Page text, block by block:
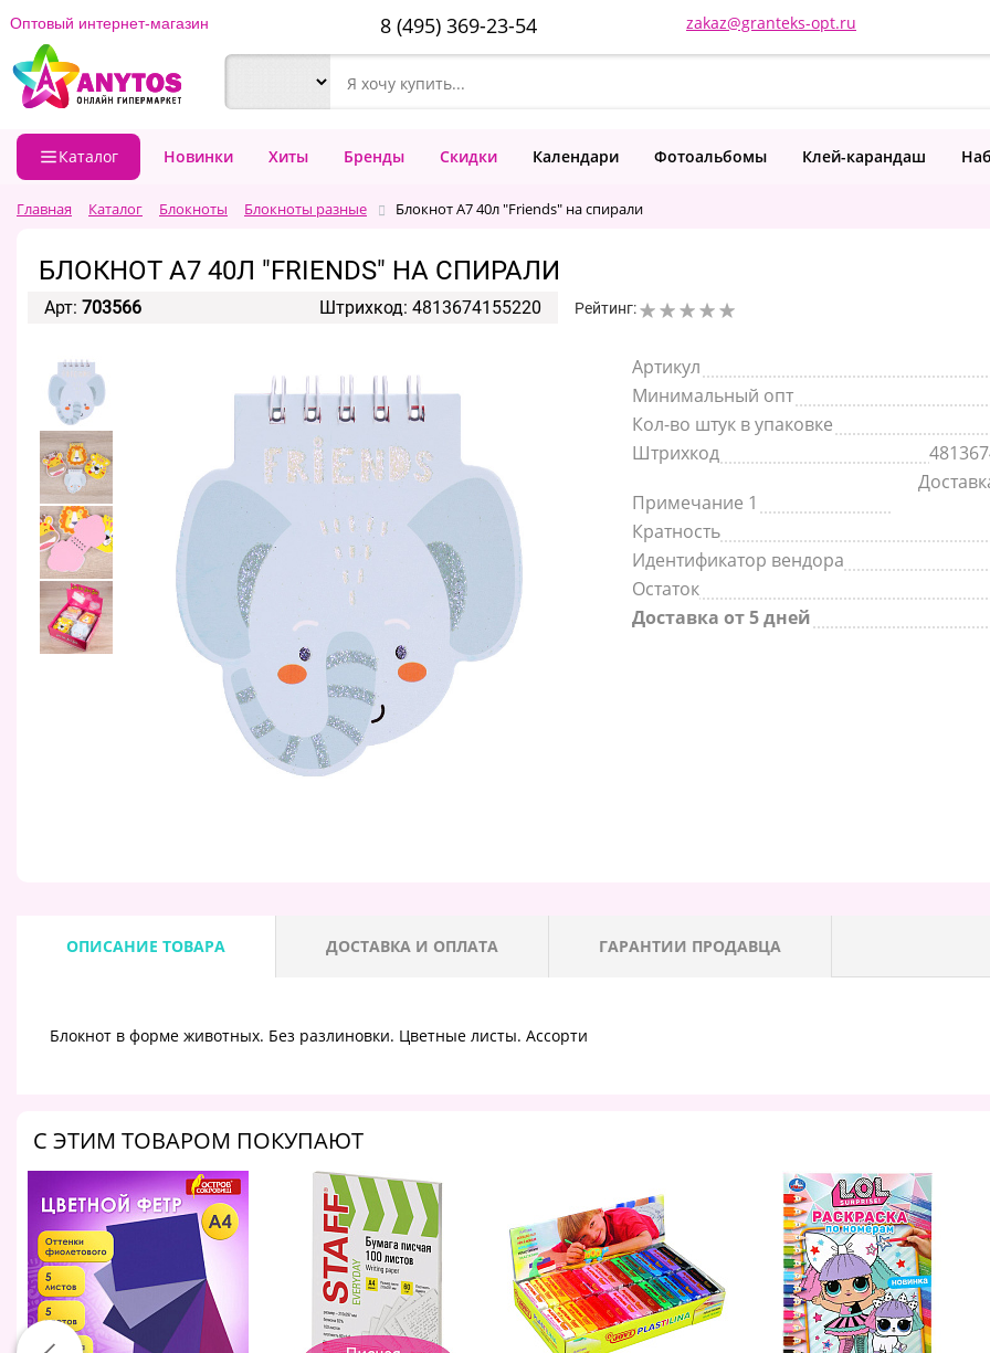
Оптовый интернет-магазин 8 (495) 369-23-54 zakaz@granteks-opt.ru
Каталог Новинки Хиты Бренды Скидки Календари Фотоальбомы Клей-карандаш
Главная Каталог Блокноты Блокноты разные Блокнот A7 40л "Friends" на спирали
БЛОКНОТ A7 40Л "FRIENDS" НА СПИРАЛИ
Арт: 703566 Штрихкод: 4813674155220 Рейтинг:
Артикул
Минимальный опт
Кол-во штук в упаковке
Штрихкод
Примечание 1
Кратность
Идентификатор вендора
Остаток
Доставка от 5 дней
ОПИСАНИЕ ТОВАРА ДОСТАВКА И ОПЛАТА ГАРАНТИИ ПРОДАВЦА
Блокнот в форме животных. Без разлиновки. Цветные листы. Ассорти
C ЭТИМ ТОВАРОМ ПОКУПАЮТ